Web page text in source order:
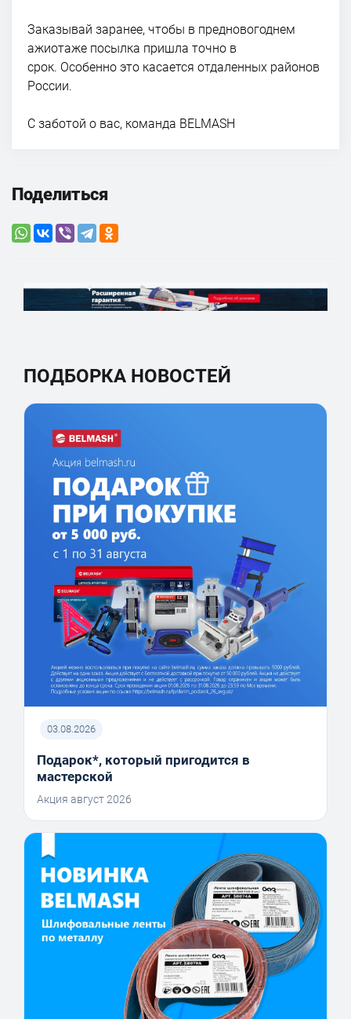
Заказывай заранее, чтобы в предновогоднем
ажиотаже посылка пришла точно в
срок. Особенно это касается отдаленных районов
России.
С заботой о вас, команда BELMASH
Поделиться
ПОДБОРКА НОВОСТЕЙ
03.08.2026
Подарок*, который пригодится в
мастерской
Акция август 2026